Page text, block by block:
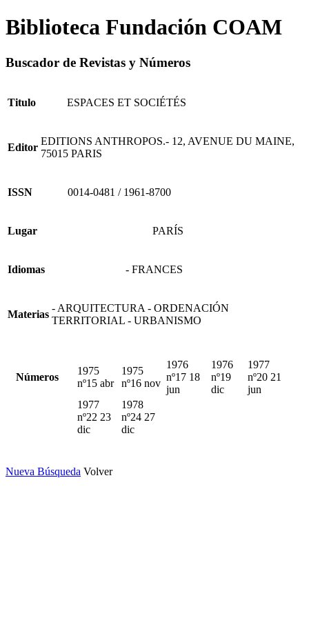
Biblioteca Fundación COAM
Buscador de Revistas y Números
Titulo ESPACES ET SOCIÉTÉS
Editor
EDITIONS ANTHROPOS.- 12, AVENUE DU MAINE,
75015 PARIS
ISSN 0014-0481 / 1961-8700
Lugar PARÍS
Idiomas - FRANCES
Materias
- ARQUITECTURA - ORDENACIÓN
TERRITORIAL - URBANISMO
Números
1975
nº15 abr
1975
nº16 nov
1976
nº17 18
jun
1976
nº19
dic
1977
nº20 21
jun
1977
nº22 23
dic
1978
nº24 27
dic
Nueva Búsqueda Volver